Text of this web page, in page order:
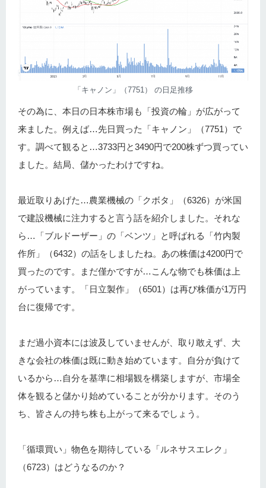
「キャノン」（7751） の日足推移
その為に、本日の日本株市場も「投資の輪」が広がって
来ました。例えば…先日買った「キャノン」（7751）で
す。調べて観ると…3733円と3490円で200株ずつ買ってい
ました。結局、儲かったわけですね。
最近取りあげた…農業機械の「クボタ」（6326）が米国
で建設機械に注力すると言う話を紹介しました。それな
ら…「ブルドーザー」の「ベンツ」と呼ばれる「竹内製
作所」（6432）の話をしましたね。あの株価は4200円で
買ったのです。まだ僅かですが…こんな物でも株価は上
がっています。「日立製作」（6501）は再び株価が1万円
台に復帰です。
まだ過小資本には波及していませんが、取り敢えず、大
きな会社の株価は既に動き始めています。自分が負けて
いるから…自分を基準に相場観を構築しますが、市場全
体を観ると儲かり始めていることが分かります。そのう
ち、皆さんの持ち株も上がって来るでしょう。
「循環買い」物色を期待している「ルネサスエレク」
（6723）はどうなるのか？